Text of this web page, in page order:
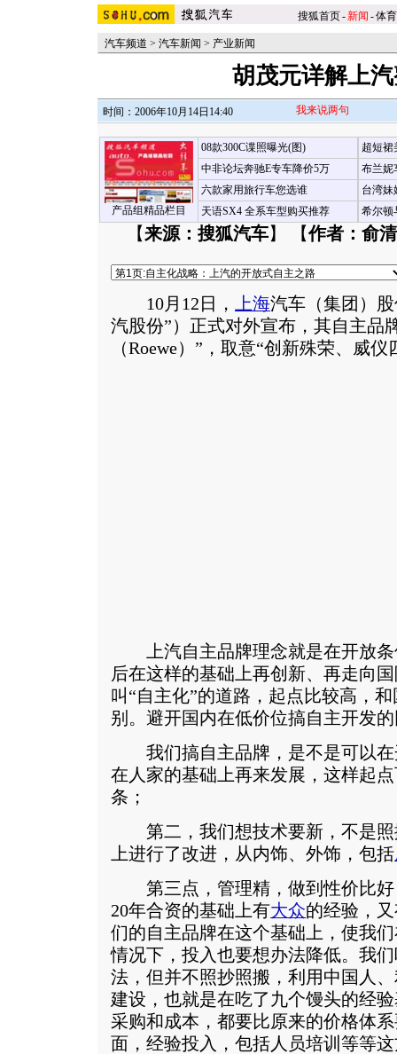
搜狐首页-新闻 -体育
汽车频道 > 汽车新闻 > 产业新闻
胡茂元详解上
时间：2006年10月14日14:40 我来说两句
产品组精品栏目
08款300C谍照曝光(图)
中非论坛奔驰E专车降价5万
六款家用旅行车您选谁
天语SX4 全系车型购买推荐
超短裙
布兰妮
台湾妹
希尔顿
【来源：搜狐汽车】 【作者：俞
10月12日， 上海汽车（集团）
汽股份”）正式对外宣布，其自主品
（Roewe）”，取意“创新殊荣、威仪
上汽自主品牌理念就是在开放条
后在这样的基础上再创新、再走向
叫“自主化”的道路，起点比较高，
别。避开国内在低价位搞自主开发
我们搞自主品牌，是不是可以在
在人家的基础上再来发展，这样起
条；
第二，我们想技术要新，不是照
上进行了改进，从内饰、外饰，包括
第三点，管理精，做到性价比好
20年合资的基础上有大众的经验，
们的自主品牌在这个基础上，使我
情况下，投入也要想办法降低。我
法，但并不照抄照搬，利用中国人
建设，也就是在吃了九个馒头的经
采购和成本，都要比原来的价格体
面，经验投入，包括人员培训等等